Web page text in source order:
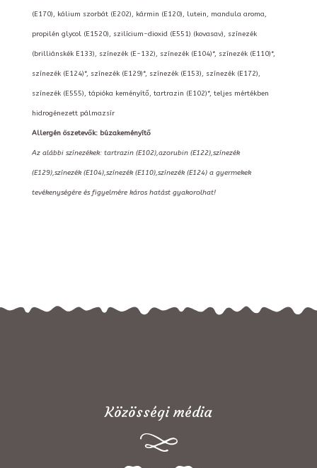
(E170), kálium szorbát (E202), kármin (E120), lutein, mandula aroma,
propilén glycol (E1520), szilícium-dioxid (E551) (kovasav), színezék
(brilliánskék E133), színezék (E-132), színezék (E104)*, színezék (E110)*,
színezék (E124)*, színezék (E129)*, színezék (E153), színezék (E172),
színezék (E555), tápióka keményítő, tartrazin (E102)*, teljes mértékben
hidrogénezett pálmazsír
Allergén öszetevők: búzakeményítő
Az alábbi színezékek: tartrazin (E102),azorubin (E122),színezék
(E129),színezék (E104),színezék (E110),színezék (E124) a gyermekek
tevékenységére és figyelmére káros hatást gyakorolhat!
Közösségi média